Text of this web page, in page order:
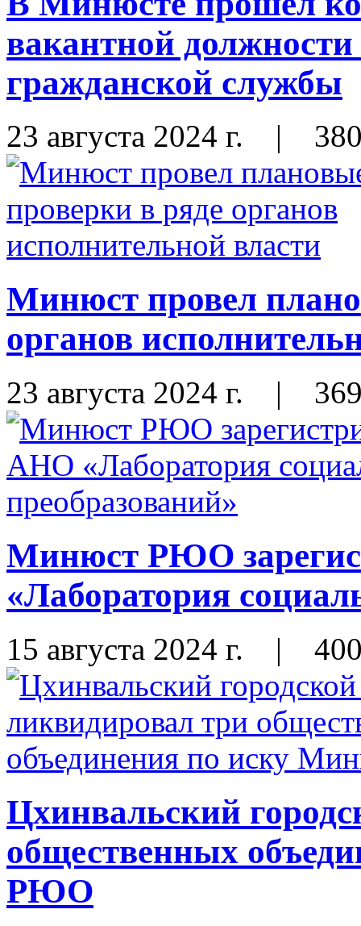
вакантной должности
гражданской службы
23 августа 2024 г. |
Минюст провел
органов
23 августа 2024 г. |
Минюст РЮО
«Лаборатория
15 августа 2024 г. |
Цхинвальский
общественных
РЮО